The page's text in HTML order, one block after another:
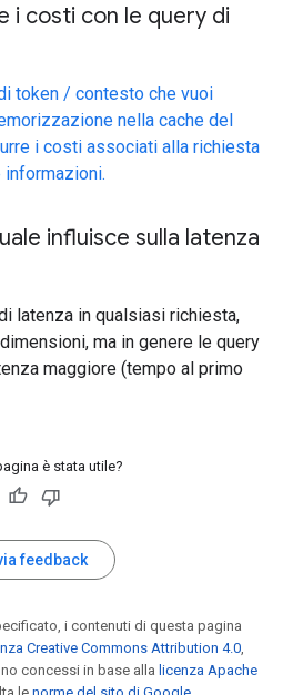
i costi con le query di
token / contesto che vuoi
nella cache del
i costi associati alla richiesta
influisce sulla latenza
latenza in qualsiasi richiesta,
ma in genere le query
maggiore (tempo al primo
è stata utile?
feedback
i contenuti di questa pagina
Creative Commons Attribution 4.0,
concessi in base alla licenza Apache